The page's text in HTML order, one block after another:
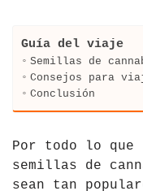
Paraguay
Perú
Venezuela
Maldivas
Mongolia
Qatar
Finlandia
Francia
Hungría
Guía del viaje
Semillas de
Consejos para
Conclusión
Por todo lo que
semillas de
sean tan